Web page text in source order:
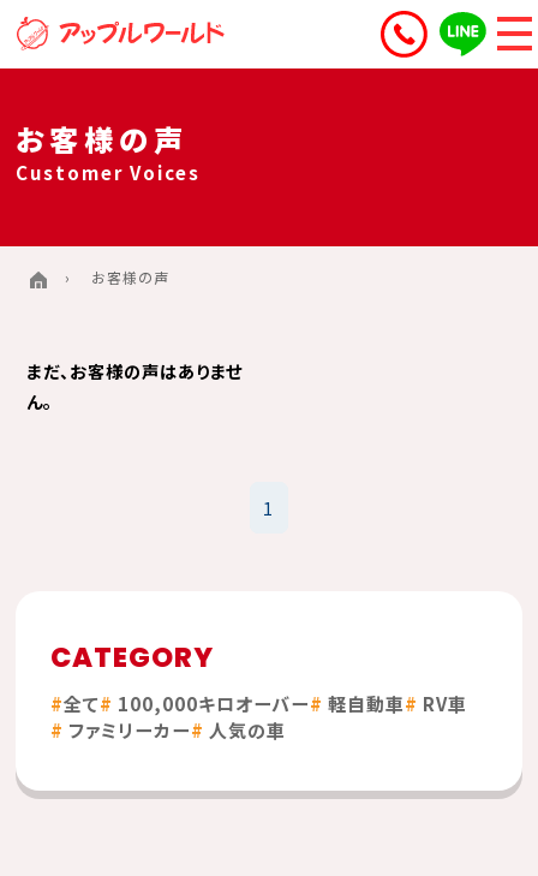
お客様の声
Customer Voices
お客様の声
まだ、お客様の声はありませ
ん。
1
CATEGORY
全て 100,000キロオーバー 軽自動車
RV車
ファミリーカー
人気の車